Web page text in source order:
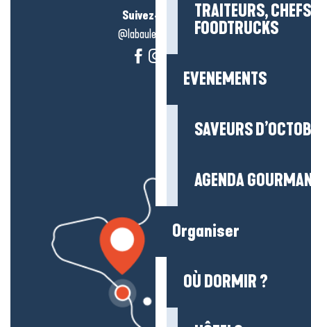
TRAITEURS,
FOODTRUCKS
EVENEMENTS
SAVEURS
AGENDA
Organiser
OÙ DORMIR ?
Suivez-nous !
@labauleguérande